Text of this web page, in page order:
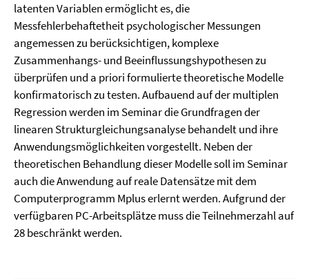
latenten Variablen ermöglicht es, die
Messfehlerbehaftetheit psychologischer Messungen
angemessen zu berücksichtigen, komplexe
Zusammenhangs- und Beeinflussungshypothesen zu
überprüfen und a priori formulierte theoretische Modelle
konfirmatorisch zu testen. Aufbauend auf der multiplen
Regression werden im Seminar die Grundfragen der
linearen Strukturgleichungsanalyse behandelt und ihre
Anwendungsmöglichkeiten vorgestellt. Neben der
theoretischen Behandlung dieser Modelle soll im Seminar
auch die Anwendung auf reale Datensätze mit dem
Computerprogramm Mplus erlernt werden. Aufgrund der
verfügbaren PC-Arbeitsplätze muss die Teilnehmerzahl auf
28 beschränkt werden.